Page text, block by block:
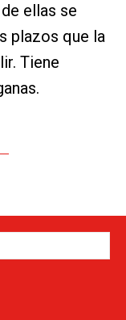
ellas se
plazos que la
Tiene